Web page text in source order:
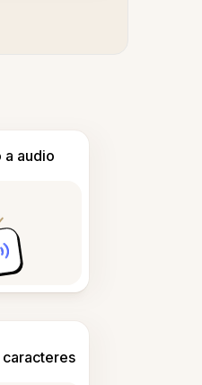
audio